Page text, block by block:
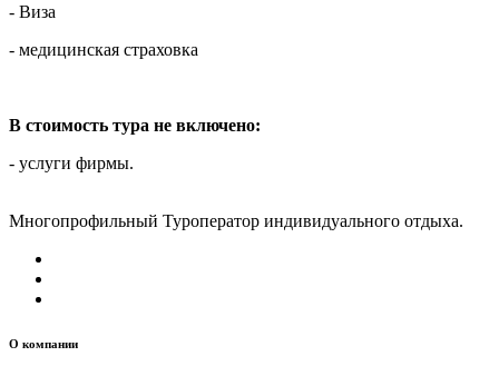
- Виза
- медицинская страховка
В стоимость тура не включено:
- услуги фирмы.
Многопрофильный Туроператор индивидуального отдыха.
О компании